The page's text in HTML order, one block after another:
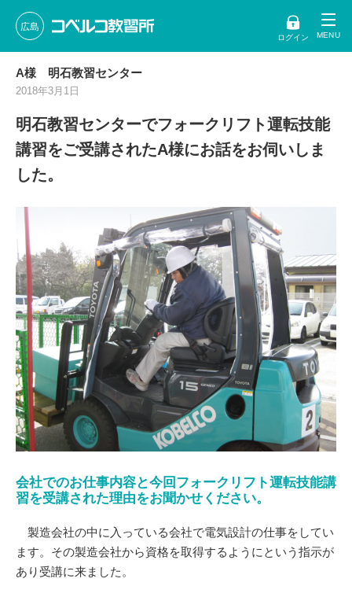
広島
ログイン
A様 明石教習センター
2018年3月1日
明石教習センターでフォークリフト運転技能
講習をご受講されたA様にお話をお伺いしま
した。
会社でのお仕事内容と今回フォークリフト運転技能講
習を受講された理由をお聞かせください。
製造会社の中に入っている会社で電気設計の仕事をしてい
ます。その製造会社から資格を取得するようにという指示が
あり受講に来ました。